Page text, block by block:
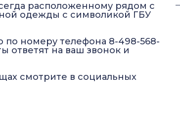
расположенному рядом с
одежды с символикой ГБУ
по номеру телефона 8-498-568-
ответят на ваш звонок и
смотрите в социальных